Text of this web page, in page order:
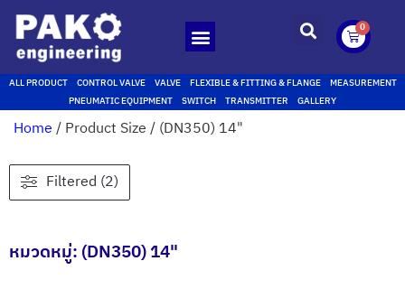
0
ALL PRODUCT CONTROL VALVE VALVE FLEXIBLE & FITTING & FLANGE
MEASUREMENT
PNEUMATIC EQUIPMENT
SWITCH TRANSMITTER GALLERY
Home/ Product Size / (DN350) 14"
Filtered (2)
หมวดหมู่: (DN350) 14"